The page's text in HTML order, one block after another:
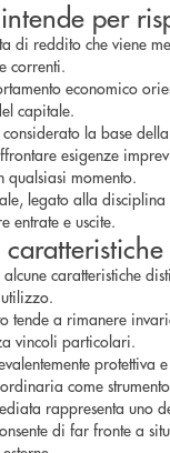
per
di reddito che viene
correnti.
economico
capitale.
considerato la base
esigenze
momento.
legato alla
entrate e uscite.
caratteristiche
tende a rimanere
vincoli particolari.
protettiva
come
rappresenta uno
di far fronte a